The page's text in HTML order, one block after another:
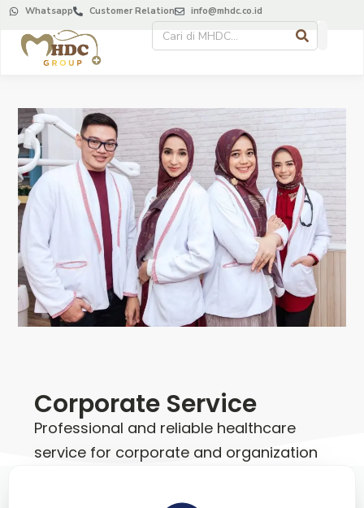
Whatsapp Customer Relation info@mhdc.co.id
Corporate Service
Professional and reliable healthcare
service for corporate and organization